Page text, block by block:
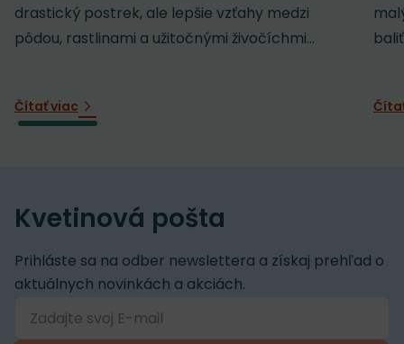
drastický postrek, ale lepšie vzťahy medzi
pôdou, rastlinami a užitočnými živočíchmi...
Čítať viac
Kvetinová pošta
Prihláste sa na odber newslettera a získaj prehľad o
aktuálnych novinkách a akciách.